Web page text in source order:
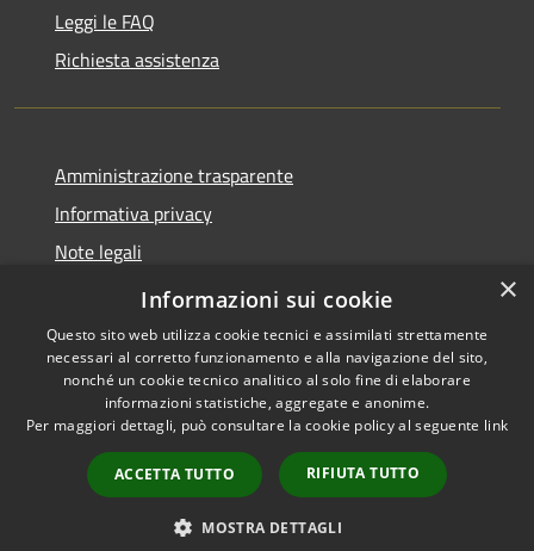
Leggi le FAQ
Richiesta assistenza
Amministrazione trasparente
Informativa privacy
Note legali
Dichiarazione di accessibilità
Accessibilità
Copyright © 2026 • Comune di
Ploaghe • Powered by
Municipium•
Accesso
redazione
×
Informazioni sui cookie
Questo sito web utilizza cookie tecnici e assimilati strettamente
necessari al corretto funzionamento e alla navigazione del sito,
nonché un cookie tecnico analitico al solo fine di elaborare
informazioni statistiche, aggregate e anonime.
Per maggiori dettagli, può consultare la cookie policy al seguente link
ACCETTA TUTTO RIFIUTA TUTTO
MOSTRA DETTAGLI